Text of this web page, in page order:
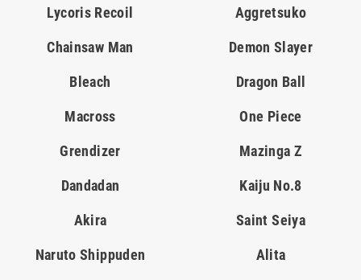
Lycoris Recoil Aggretsuko
Chainsaw Man Demon Slayer
Bleach Dragon Ball
Macross One Piece
Grendizer Mazinga Z
Dandadan Kaiju No.8
Akira Saint Seiya
Naruto Shippuden Alita